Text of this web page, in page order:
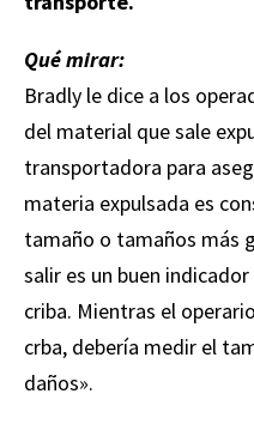
Qué mirar:
Bradly le dice a los
del material que sale
transportadora para
materia expulsada es
tamaño o tamaños más
salir es un buen
criba. Mientras el
crba, debería medir el
daños».